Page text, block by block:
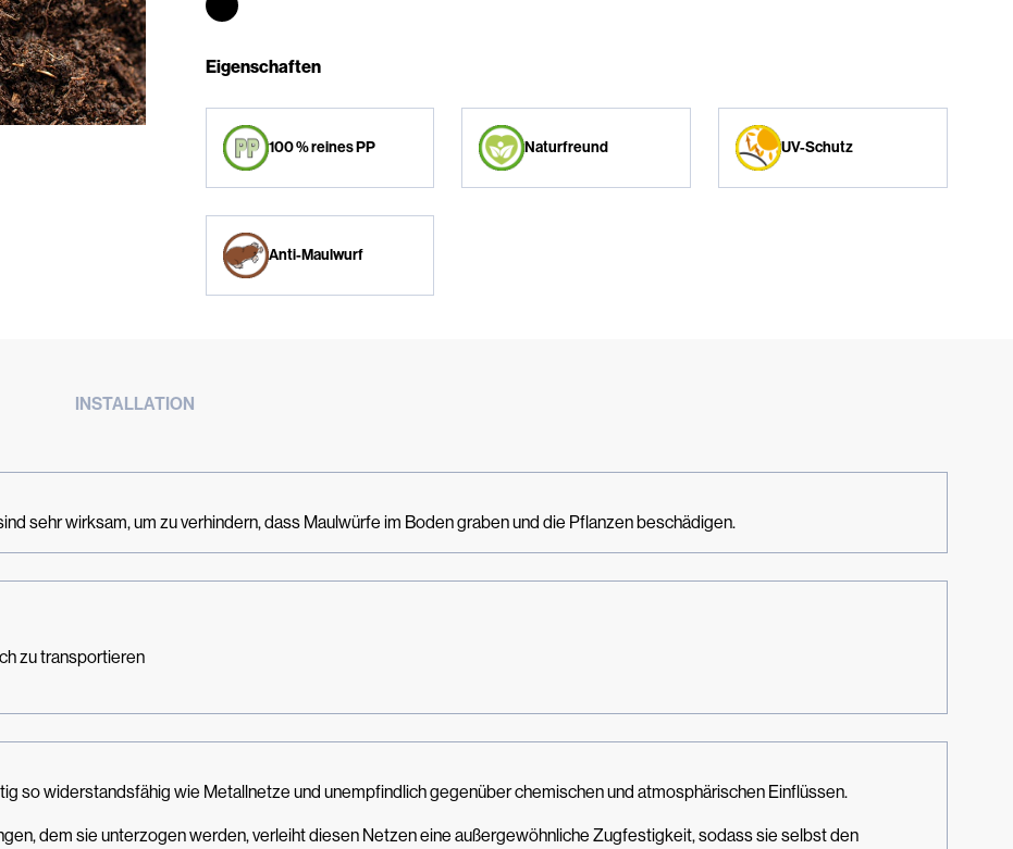
Eigenschaften
100 % reines PP Naturfreund UV-Schutz
Anti-Maulwurf
INSTALLATION
sehr wirksam, um zu verhindern, dass Maulwürfe im Boden graben und die Pflanzen beschädigen.
zu transportieren
so widerstandsfähig wie Metallnetze und unempfindlich gegenüber chemischen und atmosphärischen Einflüssen.
dem sie unterzogen werden, verleiht diesen Netzen eine außergewöhnliche Zugfestigkeit, sodass sie selbst den